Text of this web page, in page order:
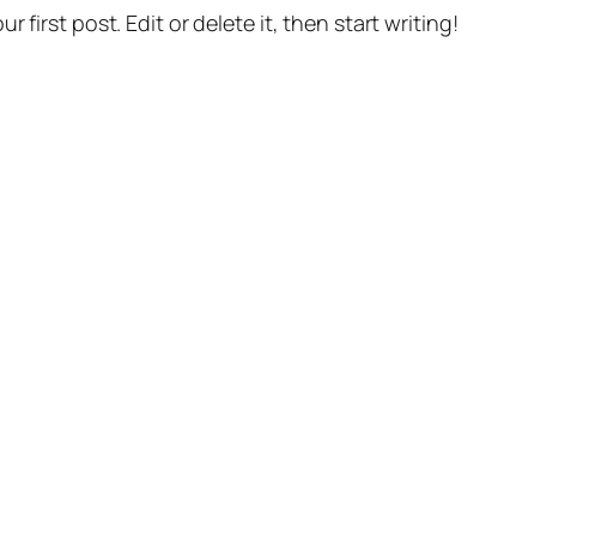
first post. Edit or delete it, then start writing!